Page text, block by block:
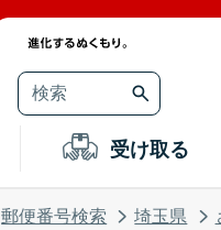
受け取る
郵便番号検索 埼玉県